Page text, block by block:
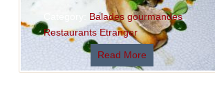
Balades gourmandes,
Restaurants Etranger
Read More